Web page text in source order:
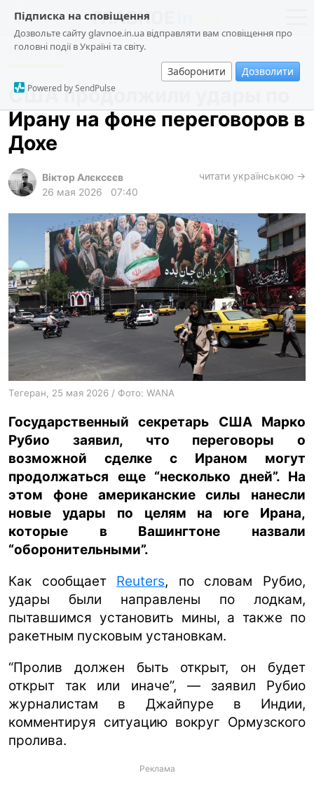
Підписка на сповіщення
Дозвольте сайту glavnoe.in.ua відправляти вам сповіщення про
головні події в Україні та світу.
Заборонити Дозволити
Powered by SendPulse
новости
о проекте
общество
происшествия
лонгриды
харьков
архив
gambling
ru
Политика
США продолжили удары по
Ирану на фоне переговоров в
Дохе
Віктор Алєксєєв
26 мая 2026
07:40
читати українською →
Тегеран, 25 мая 2026 / Фото: WANA
Государственный секретарь США Марко
Рубио заявил, что переговоры о
возможной сделке с Ираном могут
продолжаться еще “несколько дней”. На
этом фоне американские силы нанесли
новые удары по целям на юге Ирана,
которые в Вашингтоне назвали
“оборонительными”.
Как сообщает Reuters, по словам Рубио,
удары были направлены по лодкам,
пытавшимся установить мины, а также по
ракетным пусковым установкам.
“Пролив должен быть открыт, он будет
открыт так или иначе”, — заявил Рубио
журналистам в Джайпуре в Индии,
комментируя ситуацию вокруг Ормузского
пролива.
Реклама